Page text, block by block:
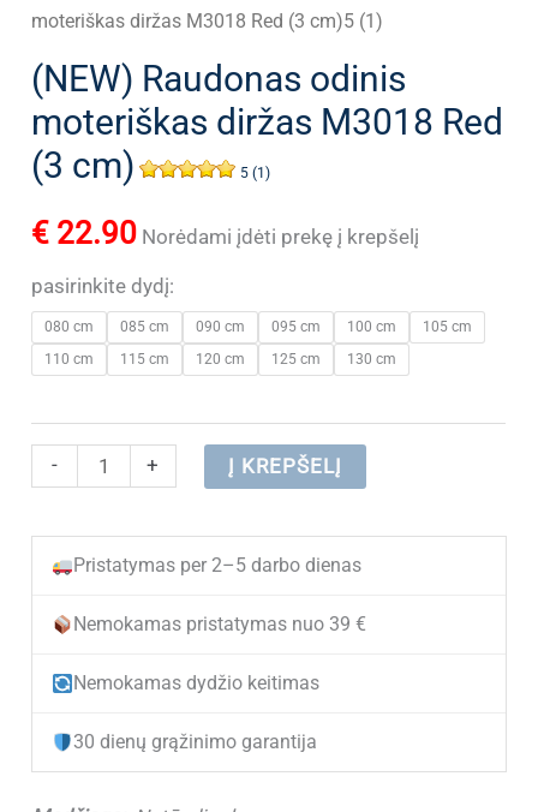
moteriškas diržas M3018 Red (3 cm)5 (1)
(NEW) Raudonas odinis
moteriškas diržas M3018 Red
(3 cm)
5 (1)
€ 22.90 Norėdami įdėti prekę į krepšelį
pasirinkite dydį:
080 cm 085 cm 090 cm 095 cm 100 cm
105 cm
110 cm
115 cm 120 cm 125 cm 130 cm
-
produkto
(NEW)
Raudonas
odinis
diržas
Red
+ Į KREPŠELĮ
Pristatymas per 2–5 darbo dienas
Nemokamas pristatymas nuo 39 €
Nemokamas dydžio keitimas
30 dienų grąžinimo garantija